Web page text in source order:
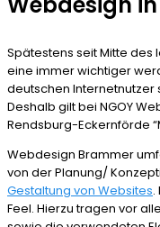
Spätestens seit Mitte
eine immer wichtiger
deutschen Internetnutzer
Deshalb gilt bei NGOY
Rendsburg-Eckernförde
Webdesign Brammer
von der Planung/
Gestaltung von Websites.
Feel. Hierzu tragen vor